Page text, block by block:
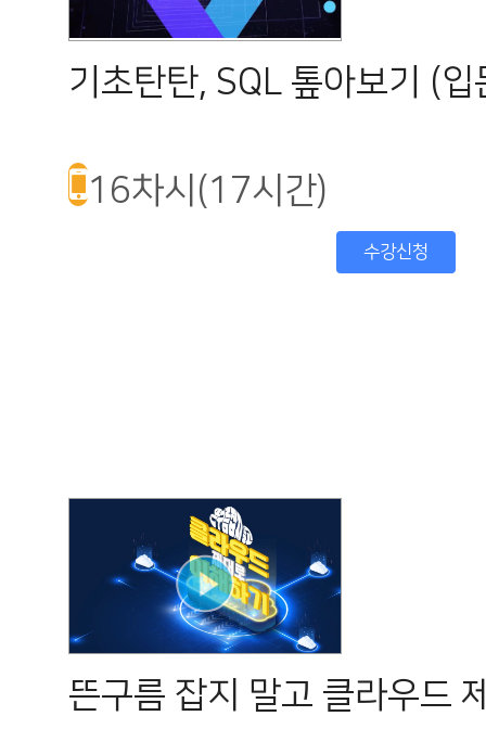
기초탄탄, SQL 톺아보기 (입
16차시(17시간)
수강신청
뜬구름 잡지 말고 클라우드